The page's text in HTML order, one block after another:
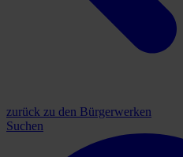
zurück zu den Bürgerwerken
Suchen